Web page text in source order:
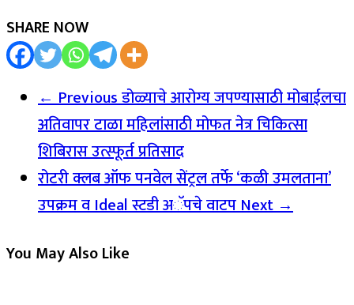
SHARE NOW
← Previousडोळ्याचे आरोग्य जपण्यासाठी मोबाईलचा
अतिवापर टाळा महिलांसाठी मोफत नेत्र चिकित्सा
शिबिरास उत्स्फूर्त प्रतिसाद
रोटरी क्लब ऑफ पनवेल सेंट्रल तर्फे ‘कळी उमलताना’
उपक्रम व Ideal स्टडी अॅपचे वाटपNext →
You May Also Like